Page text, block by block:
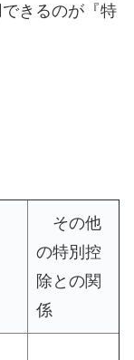
きるのが『特
その他
の特別控
除との関
係